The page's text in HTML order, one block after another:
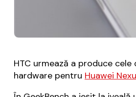
HTC urmează a produce
hardware pentru Huawei